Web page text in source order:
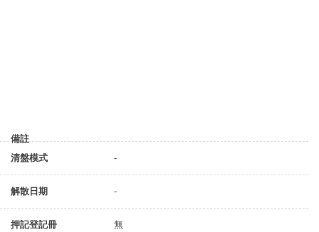
備註
清盤模式
-
解散日期 -
押記登記冊 無